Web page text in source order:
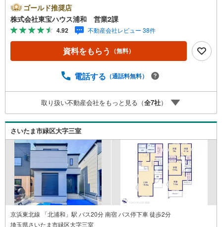
座」プレゼント！営業時間:7:00～22:00（年中無休）こち
らの時間帯はお電話でのお問い合わせがスムーズにご案内
できますぜひお気軽にご連絡下さい！東宝ハウスライフソ
リューションズグループ 東宝ハウス浦和 特別提携金利
〔一例〕東宝ハウス浦和の住宅ローン■変動金利全期間引下
げプラン⇒住宅ローン金利優遇割の最大適用《0.89％》と
年の総返済額の差額:303万円※2026年7月末実行分まで（審
をお届け◇東宝ハウスのライフパートナーが直接ご対応ラ
イフプランニング、かけつけサポート、Club Offプレミアム
など多彩な…
ゴールド推奨店
株式会社東宝ハウス浦和 営業2課
4.92 不動産会社レビュー 38件
資料をもらう （無料）
電話する （通話料無料）
取り扱い不動産会社をもっと見る（全7社）
さいたま市緑区大字三室
京浜東北線 「北浦和」駅 バス20分 南宿 バス停下車 徒歩2分
埼玉県さいたま市緑区大字三室